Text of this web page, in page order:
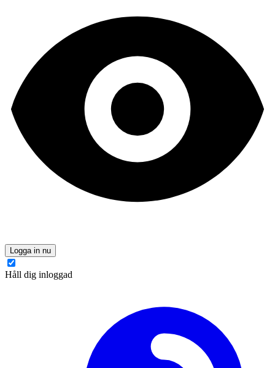
Logga in nu
Håll dig inloggad